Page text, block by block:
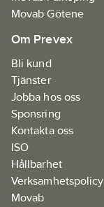
Movab Götene
Om Prevex
Bli kund
Tjänster
Jobba hos oss
Sponsring
Kontakta oss
ISO
Hållbarhet
Verksamhetspolicy
Movab